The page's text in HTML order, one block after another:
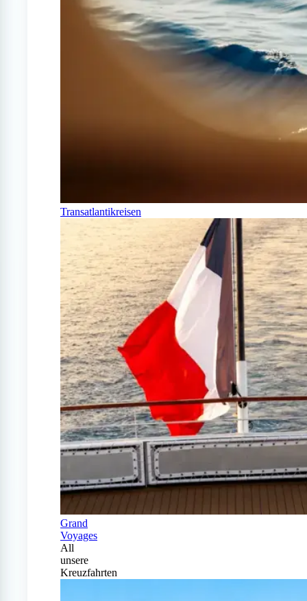
Transatlantikreisen
Grand
Voyages
All
unsere
Kreuzfahrten